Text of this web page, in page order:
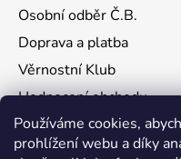
Používáme cookies,
prohlížení webu a díky
Osobní odběr Č.B.
Doprava a platba
Věrnostní Klub
Hodnocení obchodu
Kontakty
Obchodní podmínky